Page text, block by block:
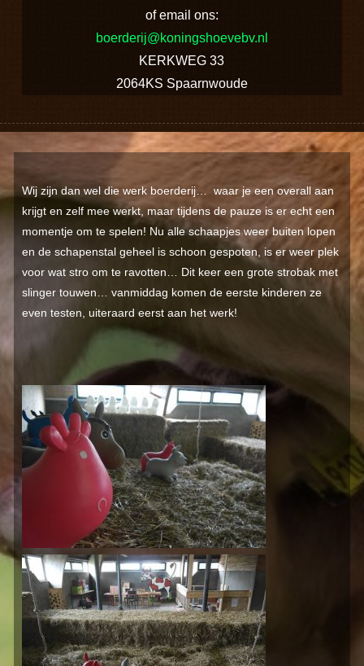
of email ons:
boerderij@koningshoevebv.nl
KERKWEG 33
2064KS Spaarnwoude
Wij zijn dan wel die werk boerderij… waar je een overall aan
krijgt en zelf mee werkt, maar tijdens de pauze is er echt een
momentje om te spelen! Nu alle schaapjes weer buiten lopen
en de schapenstal geheel is schoon gespoten, is er weer plek
voor wat stro om te ravotten… Dit keer een grote strobak met
slinger touwen… vanmiddag komen de eerste kinderen ze
even testen, uiteraard eerst aan het werk!